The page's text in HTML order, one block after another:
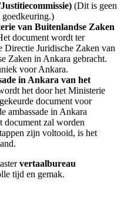
(Dit is geen
goedkeuring.)
van Buitenlandse Zaken
document wordt ter
Directie Juridische Zaken van
Zaken in Ankara gebracht.
voor Ankara.
in Ankara van het
het door het Ministerie
document voor
ambassade in Ankara
document zal worden
zijn voltooid, is het
vertaalbureau
tijd en gemak.